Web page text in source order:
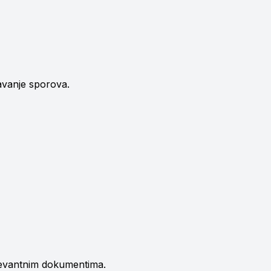
sporova.
dokumentima.